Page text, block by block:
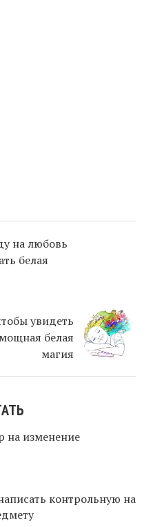
на любовь
белая
увидеть
белая
магия
на изменение
контрольную на